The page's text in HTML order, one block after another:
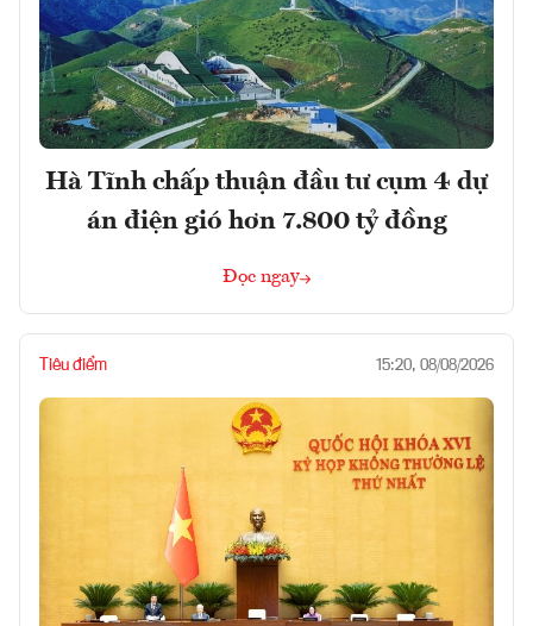
Hà Tĩnh chấp thuận đầu tư cụm 4 dự
án điện gió hơn 7.800 tỷ đồng
Đọc ngay
Tiêu điểm 15:20, 08/08/2026